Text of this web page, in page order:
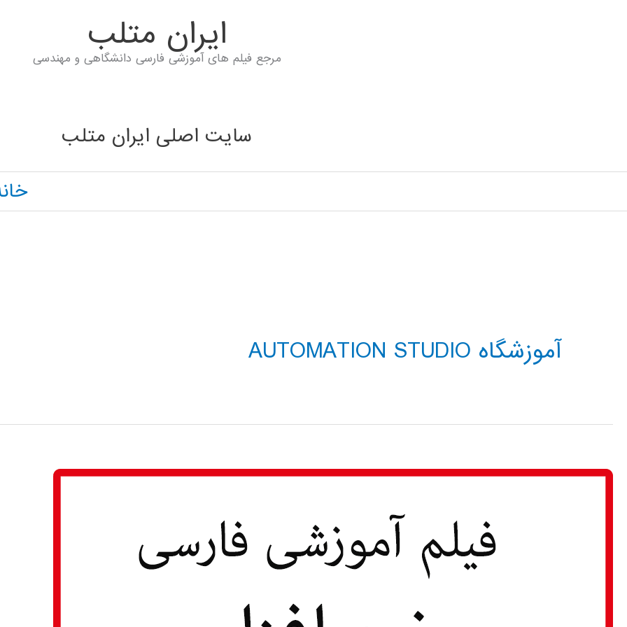
ايران متلب
مرجع فیلم های آموزشی فارسی دانشگاهی و مهندسی
سایت اصلی ایران متلب
آموزشگاه AUTOMATION STUDIO